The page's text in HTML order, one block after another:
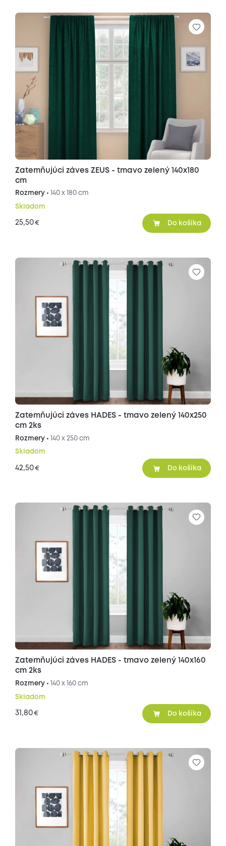
Zatemňujúci záves ZEUS - tmavo zelený 140x180
cm
Rozmery • 140 x 180 cm
Skladom
25,50€ Do košíka
Zatemňujúci záves HADES - tmavo zelený 140x250
cm 2ks
Rozmery • 140 x 250 cm
Skladom
42,50€ Do košíka
Zatemňujúci záves HADES - tmavo zelený 140x160
cm 2ks
Rozmery • 140 x 160 cm
Skladom
31,80€ Do košíka